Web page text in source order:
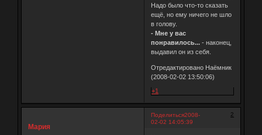
Надо было что-то сказать
ещё, но ему ничего не шло
в голову.
- Мне у вас
понравилось...- наконец,
выдавил он из себя.
Отредактировано Наёмник
(2008-02-02 13:50:06)
+1
Поделиться 2
2008-
02-02 14:05:39
Мария